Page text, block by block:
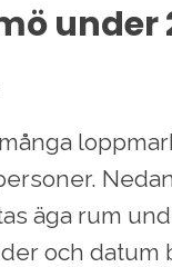
under
äga rum
och datum